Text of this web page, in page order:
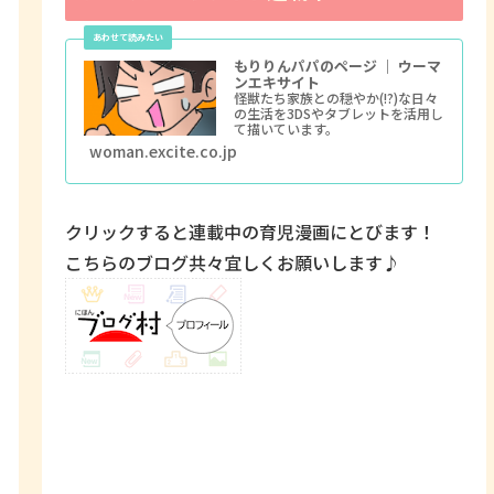
もりりんパパのページ ｜ ウーマ
ンエキサイト
怪獣たち家族との穏やか(!?)な日々
の生活を3DSやタブレットを活用し
て描いています。
woman.excite.co.jp
クリックすると連載中の育児漫画にとびます！
こちらのブログ共々宜しくお願いします♪